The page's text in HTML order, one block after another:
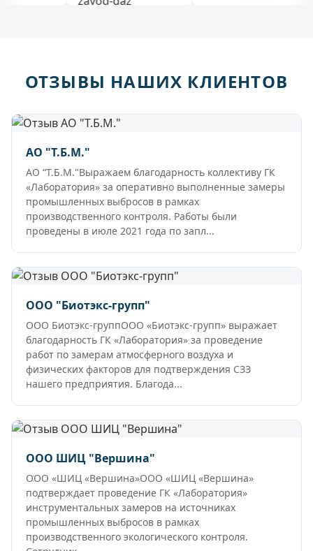
ОТЗЫВЫ НАШИХ КЛИЕНТОВ
АО "Т.Б.М."
АО “Т.Б.М."Выражаем благодарность коллективу ГК
«Лаборатория» за оперативно выполненные замеры
промышленных выбросов в рамках
производственного контроля. Работы были
проведены в июле 2021 года по запл...
ООО "Биотэкс-групп"
ООО Биотэкс-группООО «Биотэкс-групп» выражает
благодарность ГК «Лаборатория» за проведение
работ по замерам атмосферного воздуха и
физических факторов для подтверждения СЗЗ
нашего предприятия. Благода...
ООО ШИЦ "Вершина"
ООО «ШИЦ «Вершина»ООО «ШИЦ «Вершина»
подтверждает проведение ГК «Лаборатория»
инструментальных замеров на источниках
промышленных выбросов в рамках
производственного экологического контроля.